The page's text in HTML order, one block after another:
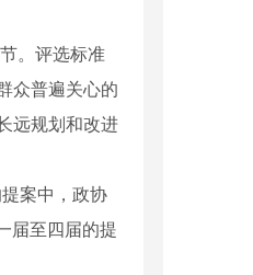
。评选标准
众普遍关心的
远规划和改进
案中，政协
届至四届的提